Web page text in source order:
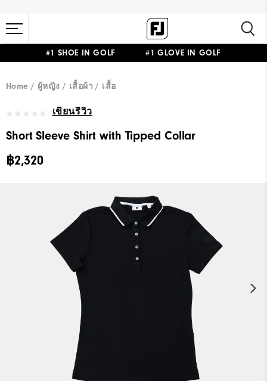
#1 SHOE IN GOLF #1 GLOVE IN GOLF
Home ผู้หญิง เสื้อผ้า เสื้อ
เขียนรีวิว
Short Sleeve Shirt with Tipped Collar
฿2,320